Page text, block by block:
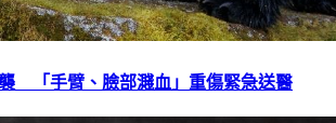
「手臂、臉部濺血」重傷緊急送醫